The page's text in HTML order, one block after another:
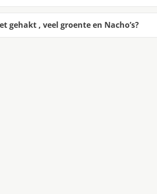
gehakt , veel groente en Nacho’s?